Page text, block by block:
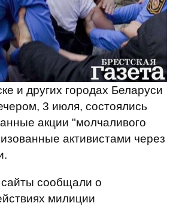
и других городах Беларуси
3 июля, состоялись
акции "молчаливого
активистами через
сообщали о
милиции